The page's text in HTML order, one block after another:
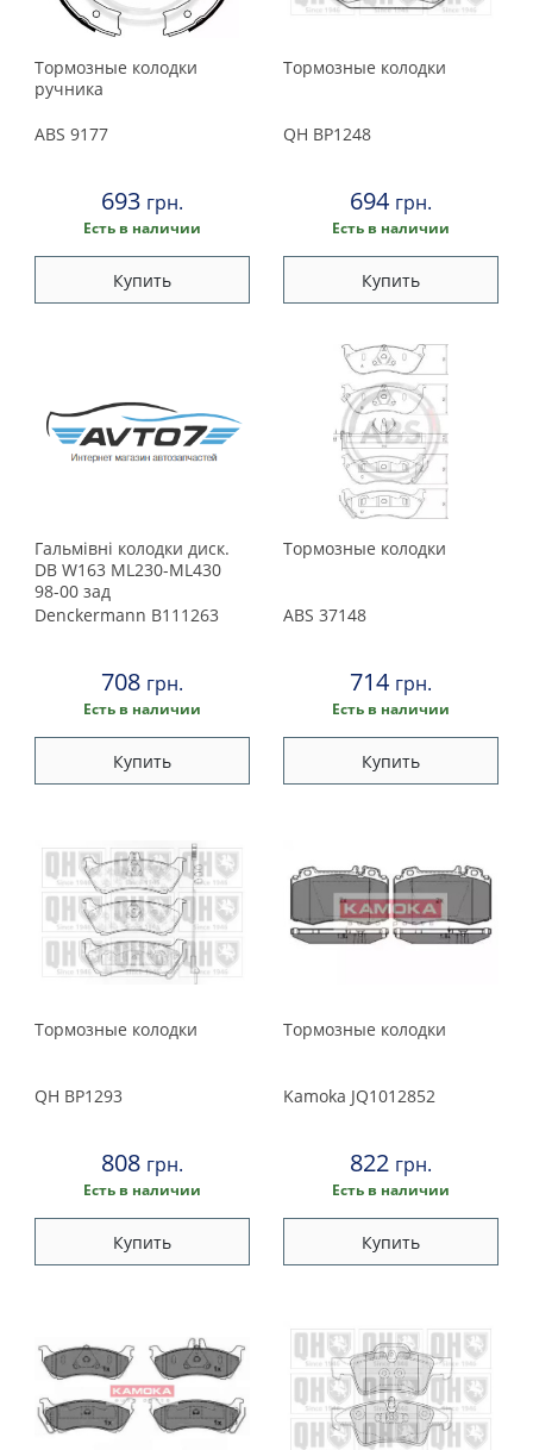
Тормозные колодки
ручника
ABS 9177
693 грн.
Есть в наличии
Купить
Тормозные колодки
QH BP1248
694 грн.
Есть в наличии
Купить
Гальмівнi колодки диск.
DB W163 ML230-ML430
98-00 зад
Denckermann B111263
708 грн.
Есть в наличии
Купить
Тормозные колодки
ABS 37148
714 грн.
Есть в наличии
Купить
Тормозные колодки
QH BP1293
808 грн.
Есть в наличии
Купить
Тормозные колодки
Kamoka JQ1012852
822 грн.
Есть в наличии
Купить